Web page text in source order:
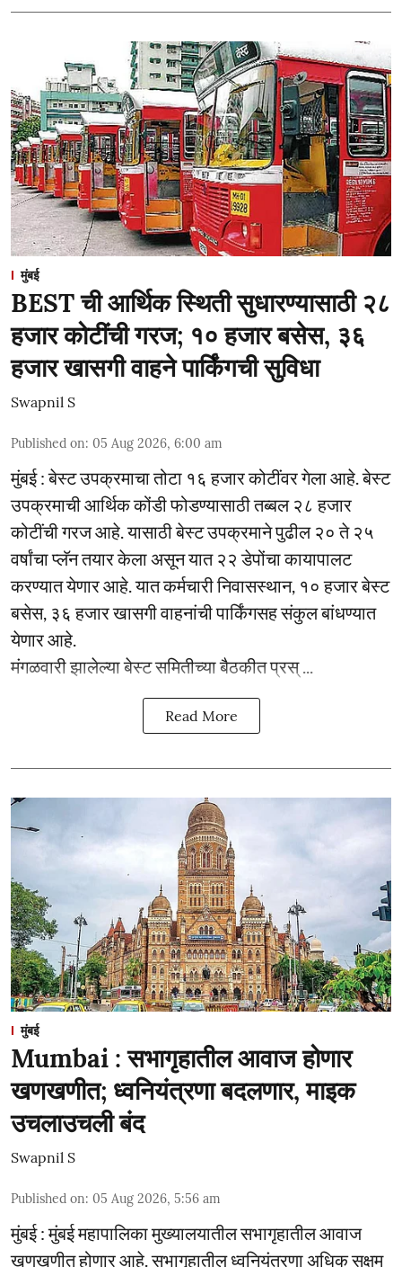
मुंबई
BEST ची आर्थिक स्थिती सुधारण्यासाठी २८
हजार कोटींची गरज; १० हजार बसेस, ३६
हजार खासगी वाहने पार्किंगची सुविधा
Swapnil S
Published on: 05 Aug 2026, 6:00 am
मुंबई : बेस्ट उपक्रमाचा तोटा १६ हजार कोटींवर गेला आहे. बेस्ट
उपक्रमाची आर्थिक कोंडी फोडण्यासाठी तब्बल २८ हजार
कोटींची गरज आहे. यासाठी बेस्ट उपक्रमाने पुढील २० ते २५
वर्षांचा प्लॅन तयार केला असून यात २२ डेपोंचा कायापालट
करण्यात येणार आहे. यात कर्मचारी निवासस्थान, १० हजार बेस्ट
बसेस, ३६ हजार खासगी वाहनांची पार्किंगसह संकुल बांधण्यात
येणार आहे.
मंगळवारी झालेल्या बेस्ट समितीच्या बैठकीत प्रस् ...
Read More
मुंबई
Mumbai : सभागृहातील आवाज होणार
खणखणीत; ध्वनियंत्रणा बदलणार, माइक
उचलाउचली बंद
Swapnil S
Published on: 05 Aug 2026, 5:56 am
मुंबई : मुंबई महापालिका मुख्यालयातील सभागृहातील आवाज
खणखणीत होणार आहे. सभागृहातील ध्वनियंत्रणा अधिक सक्षम